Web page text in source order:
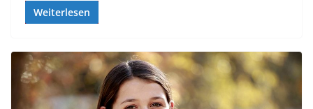
Weiterlesen